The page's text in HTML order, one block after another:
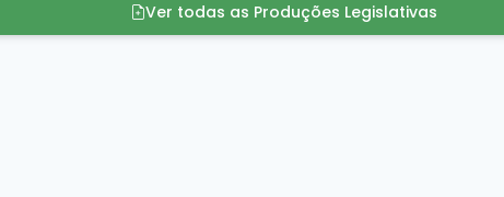
Ver todas as Produções Legislativas